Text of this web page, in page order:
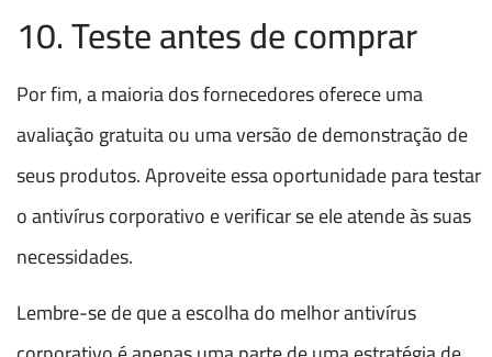
10. Teste antes de comprar
Por fim, a maioria dos fornecedores oferece uma
avaliação gratuita ou uma versão de demonstração de
seus produtos. Aproveite essa oportunidade para testar
o antivírus corporativo e verificar se ele atende às suas
necessidades.
Lembre-se de que a escolha do melhor antivírus